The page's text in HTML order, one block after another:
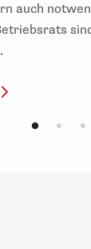
auch